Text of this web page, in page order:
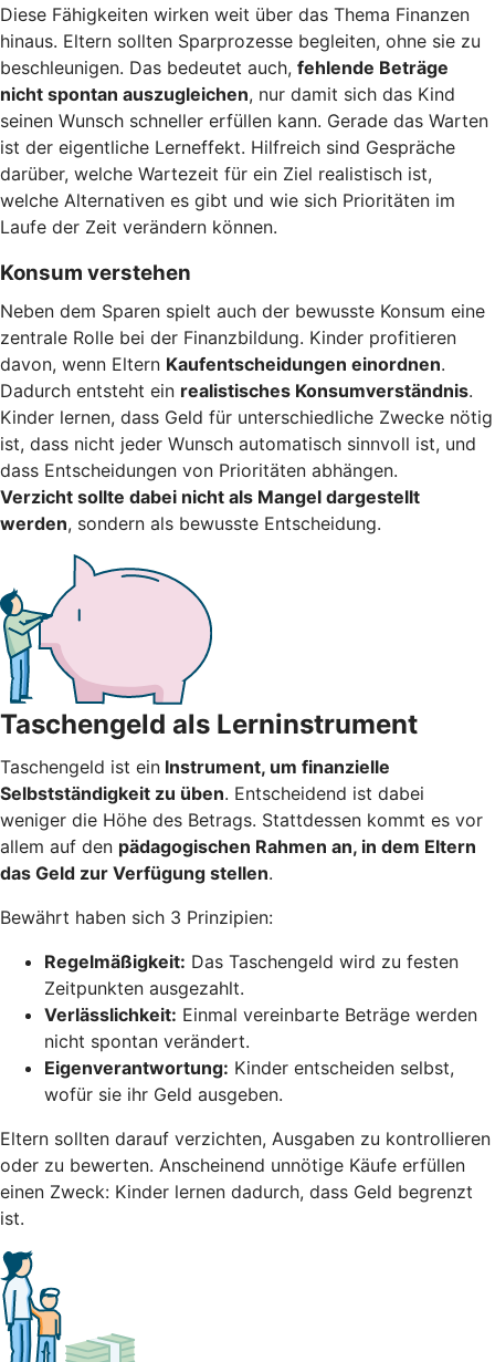
Diese Fähigkeiten wirken weit über das Thema Finanzen
hinaus. Eltern sollten Sparprozesse begleiten, ohne sie zu
beschleunigen. Das bedeutet auch, fehlende Beträge
nicht spontan auszugleichen, nur damit sich das Kind
seinen Wunsch schneller erfüllen kann. Gerade das Warten
ist der eigentliche Lerneffekt. Hilfreich sind Gespräche
darüber, welche Wartezeit für ein Ziel realistisch ist,
welche Alternativen es gibt und wie sich Prioritäten im
Laufe der Zeit verändern können.
Konsum verstehen
Neben dem Sparen spielt auch der bewusste Konsum eine
zentrale Rolle bei der Finanzbildung. Kinder profitieren
davon, wenn Eltern Kaufentscheidungen einordnen.
Dadurch entsteht ein realistisches Konsumverständnis.
Kinder lernen, dass Geld für unterschiedliche Zwecke nötig
ist, dass nicht jeder Wunsch automatisch sinnvoll ist, und
dass Entscheidungen von Prioritäten abhängen.
Verzicht sollte dabei nicht als Mangel dargestellt
werden, sondern als bewusste Entscheidung.
Taschengeld als Lerninstrument
Taschengeld ist ein Instrument, um finanzielle
Selbstständigkeit zu üben. Entscheidend ist dabei
weniger die Höhe des Betrags. Stattdessen kommt es vor
allem auf den pädagogischen Rahmen an, in dem Eltern
das Geld zur Verfügung stellen.
Bewährt haben sich 3 Prinzipien:
Regelmäßigkeit: Das Taschengeld wird zu festen
Zeitpunkten ausgezahlt.
Verlässlichkeit: Einmal vereinbarte Beträge werden
nicht spontan verändert.
Eigenverantwortung: Kinder entscheiden selbst,
wofür sie ihr Geld ausgeben.
Eltern sollten darauf verzichten, Ausgaben zu kontrollieren
oder zu bewerten. Anscheinend unnötige Käufe erfüllen
einen Zweck: Kinder lernen dadurch, dass Geld begrenzt
ist.